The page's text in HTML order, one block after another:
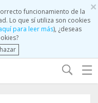
×
funcionamiento de la
Lo que sí utiliza son cookies
para leer más), ¿deseas
☰